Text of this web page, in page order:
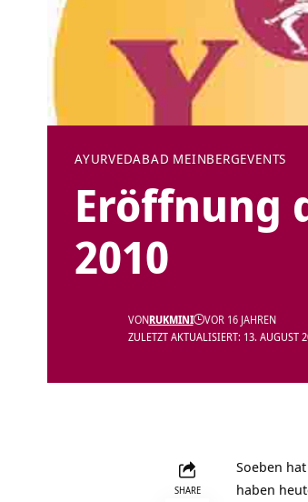
AYURVEDABAD MEINBERGEVENTS
Eröffnung
2010
ZULETZT AKTUALISIERT: 13. AUGUST
VONRUKMINI VOR 16 JAHREN
SHARE
Soeben
haben